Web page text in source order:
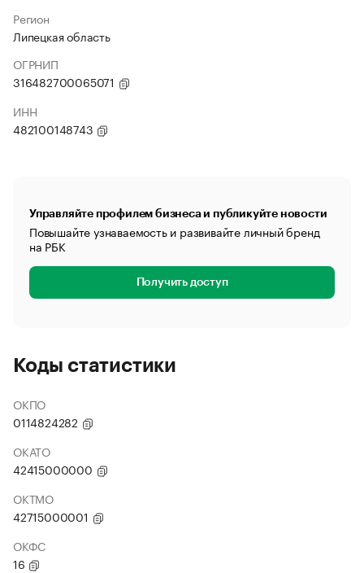
Регион
Липецкая область
ОГРНИП
316482700065071
ИНН
482100148743
Управляйте профилем бизнеса и публикуйте новости
Повышайте узнаваемость и развивайте личный бренд
на РБК
Получить доступ
Коды статистики
ОКПО
0114824282
ОКАТО
42415000000
ОКТМО
42715000001
ОКФС
16